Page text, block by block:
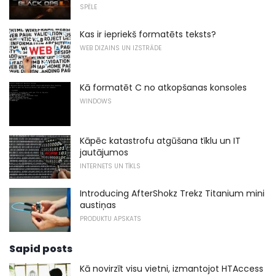
SPĒLE
Kas ir iepriekš formatēts teksts?
WEB DIZAINS UN IZSTRĀDE
Kā formatēt C no atkopšanas konsoles
WINDOWS
Kāpēc katastrofu atgūšana tīklu un IT
jautājumos
INTERNETS UN TĪKLS
Introducing AfterShokz Trekz Titanium mini
austiņas
PRODUKTU APSKATS
Sapid posts
Kā novirzīt visu vietni, izmantojot HTAccess